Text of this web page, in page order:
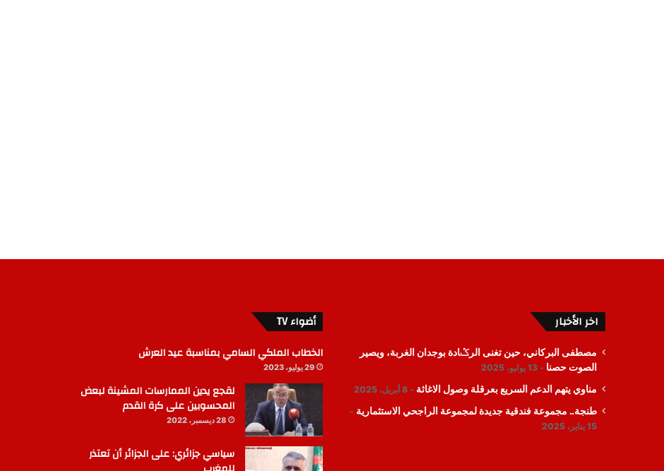
اخر الأخبار
مصطفى البركاني، حين تغنى الرݣادة بوجدان الغربة، ويصير
الصوت حصنا
13 يوليو، 2025
مناوي يتهم الدعم السريع بعرقلة وصول الاغاثة 8 أبريل، 2025
طنجة.. مجموعة فندقية جديدة لمجموعة الراجحي الاستثمارية
15 يناير، 2025
أضواء TV
الخطاب الملكي السامي بمناسبة عيد العرش
29 يوليو، 2023
لقجع يدين الممارسات المشينة لبعض
المحسوبين على كرة القدم
28 ديسمبر، 2022
سياسي جزائري: على الجزائر أن تعتذر